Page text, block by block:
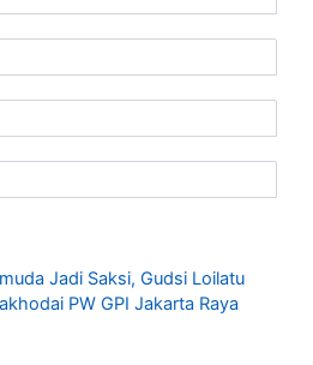
Jadi Saksi, Gudsi Loilatu
PW GPI Jakarta Raya